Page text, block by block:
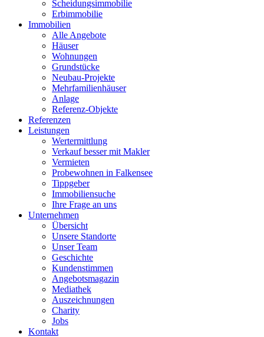
Scheidungsimmobilie
Erbimmobilie
Immobilien
Alle Angebote
Häuser
Wohnungen
Grundstücke
Neubau-Projekte
Mehrfamilienhäuser
Anlage
Referenz-Objekte
Referenzen
Leistungen
Wertermittlung
Verkauf besser mit Makler
Vermieten
Probewohnen in Falkensee
Tippgeber
Immobiliensuche
Ihre Frage an uns
Unternehmen
Übersicht
Unsere Standorte
Unser Team
Geschichte
Kundenstimmen
Angebotsmagazin
Mediathek
Auszeichnungen
Charity
Jobs
Kontakt